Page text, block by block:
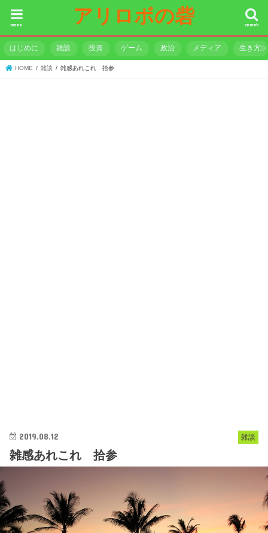
アリロボの砦 search
menu
はじめに 雑談 投資 ゲーム 政治 メディア 生き方
HOME 雑談 雑感あれこれ 拾参
雑談
2019.08.12
雑感あれこれ 拾参